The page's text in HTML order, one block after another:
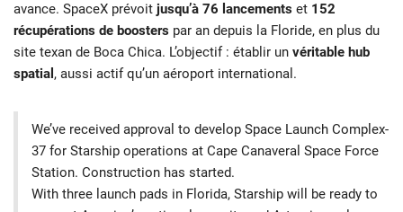
avance. SpaceX prévoit jusqu’à 76 lancements et 152
récupérations de boosters par an depuis la Floride, en plus du
site texan de Boca Chica. L’objectif : établir un véritable hub
spatial , aussi actif qu’un aéroport international.
We’ve received approval to develop Space Launch Complex-
37 for Starship operations at Cape Canaveral Space Force
Station. Construction has started.
With three launch pads in Florida, Starship will be ready to